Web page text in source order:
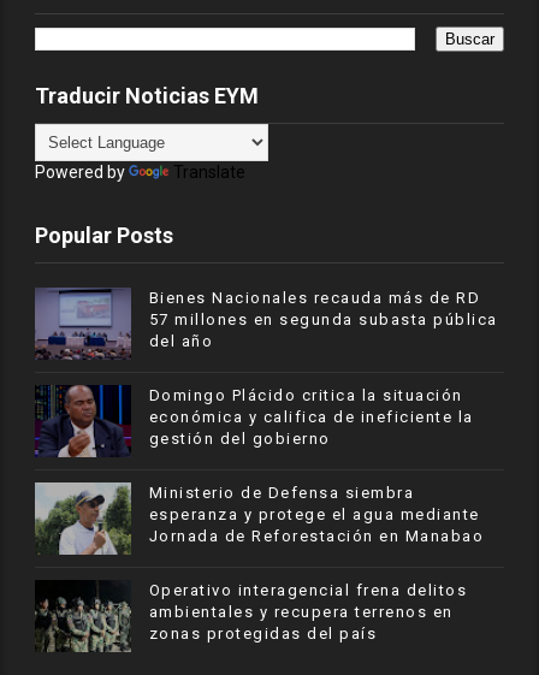
Traducir Noticias EYM
Powered by Translate
Popular Posts
Bienes Nacionales recauda más de RD
57 millones en segunda subasta pública
del año
​Domingo Plácido critica la situación
económica y califica de ineficiente la
gestión del gobierno
Ministerio de Defensa siembra
esperanza y protege el agua mediante
Jornada de Reforestación en Manabao
Operativo interagencial frena delitos
ambientales y recupera terrenos en
zonas protegidas del país